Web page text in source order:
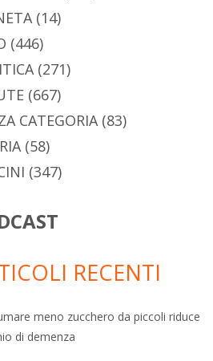
(14)
(446)
(271)
(667)
CATEGORIA(83)
(58)
(347)
RECENTI
meno zucchero da piccoli riduce
di demenza